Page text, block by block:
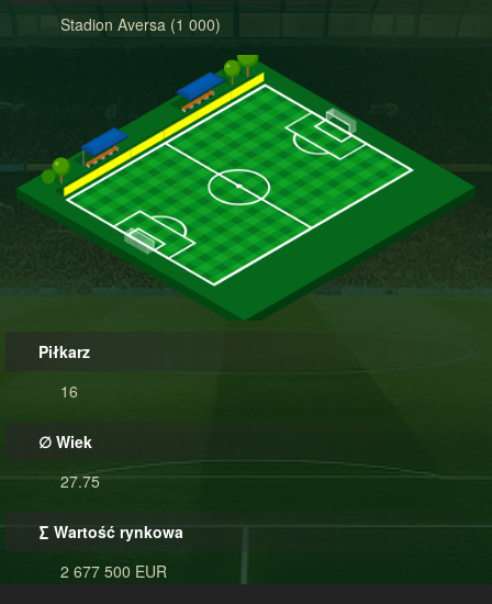
Stadion Aversa (1 000)
Piłkarz
16
∅ Wiek
27.75
∑ Wartość rynkowa
2 677 500 EUR